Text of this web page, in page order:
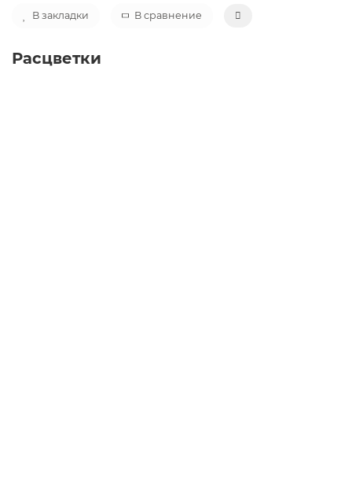
В закладки В сравнение
Расцветки